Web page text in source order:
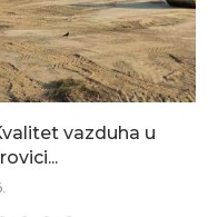
vazduha u